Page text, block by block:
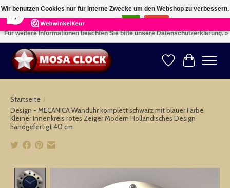
164 Reviews ×
Kies uw taal: NL -- Wählen Sie ihre Sprache: DE -- Choose your language: EN ⇓ ⇒
Wunschzettel
Ihr
Startseite /
Design - MECANICA Wanduhr komplett schwarz mit blauer Farbe
Kleiner Innenkreis rotes Zeiger Modern Hollandisches Design
handgefertigt 40 cm
Wir benutzen Cookies nur für interne Zwecke um den Webshop zu verbessern.
Ist das in Ordnung?
Für weitere Informationen beachten Sie bitte unsere Datenschutzerklärung. »